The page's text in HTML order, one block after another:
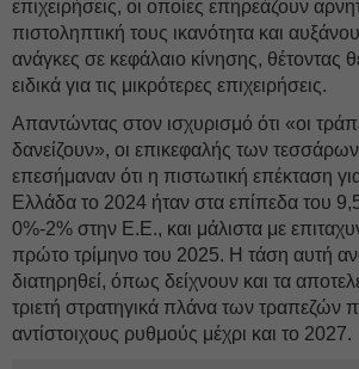
επιχειρήσεις, οι οποίες επηρεάζουν
πιστοληπτική τους ικανότητα και
ανάγκες σε κεφάλαιο κίνησης, θέτοντας
ειδικά για τις μικρότερες επιχειρήσεις.
Απαντώντας στον ισχυρισμό ότι «οι
δανείζουν», οι επικεφαλής των
επεσήμαναν ότι η πιστωτική επέκταση
Ελλάδα το 2024 ήταν στα επίπεδα του
0%-2% στην Ε.Ε., και μάλιστα με
πρώτο τρίμηνο του 2025. Η τάση αυτή
διατηρηθεί, όπως δείχνουν και τα
τριετή στρατηγικά πλάνα των τραπεζών
αντίστοιχους ρυθμούς μέχρι και το 2027.